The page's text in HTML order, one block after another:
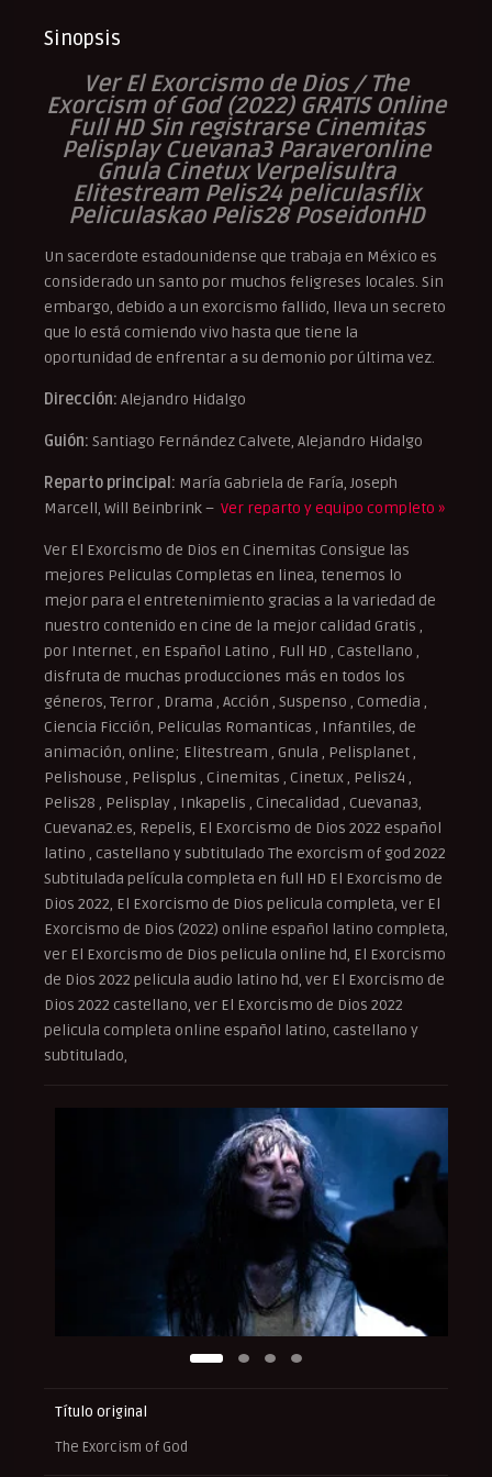
Sinopsis
Ver El Exorcismo de Dios / The
Exorcism of God (2022) GRATIS Online
Full HD Sin registrarse Cinemitas
Pelisplay Cuevana3 Paraveronline
Gnula Cinetux Verpelisultra
Elitestream Pelis24 peliculasflix
Peliculaskao Pelis28 PoseidonHD
Un sacerdote estadounidense que trabaja en México es
considerado un santo por muchos feligreses locales. Sin
embargo, debido a un exorcismo fallido, lleva un secreto
que lo está comiendo vivo hasta que tiene la
oportunidad de enfrentar a su demonio por última vez.
Dirección: Alejandro Hidalgo
Guión: Santiago Fernández Calvete, Alejandro Hidalgo
Reparto principal: María Gabriela de Faría, Joseph
Marcell, Will Beinbrink – Ver reparto y equipo completo »
Ver El Exorcismo de Dios en Cinemitas Consigue las
mejores Peliculas Completas en linea, tenemos lo
mejor para el entretenimiento gracias a la variedad de
nuestro contenido en cine de la mejor calidad Gratis ,
por Internet , en Español Latino , Full HD , Castellano ,
disfruta de muchas producciones más en todos los
géneros, Terror , Drama , Acción , Suspenso , Comedia ,
Ciencia Ficción, Peliculas Romanticas , Infantiles, de
animación, online; Elitestream , Gnula , Pelisplanet ,
Pelishouse , Pelisplus , Cinemitas , Cinetux , Pelis24 ,
Pelis28 , Pelisplay , Inkapelis , Cinecalidad , Cuevana3,
Cuevana2.es, Repelis, El Exorcismo de Dios 2022 español
latino , castellano y subtitulado The exorcism of god 2022
Subtitulada película completa en full HD El Exorcismo de
Dios 2022, El Exorcismo de Dios pelicula completa, ver El
Exorcismo de Dios (2022) online español latino completa,
ver El Exorcismo de Dios pelicula online hd, El Exorcismo
de Dios 2022 pelicula audio latino hd, ver El Exorcismo de
Dios 2022 castellano, ver El Exorcismo de Dios 2022
pelicula completa online español latino, castellano y
subtitulado,
Título original
The Exorcism of God